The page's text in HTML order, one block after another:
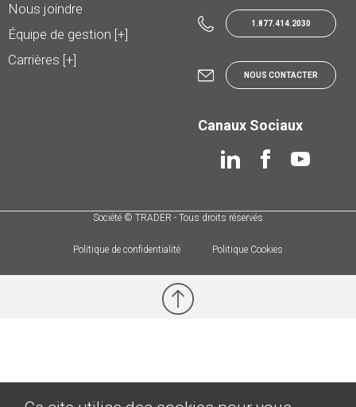
Nous joindre
Équipe de gestion [+]
Carrières [+]
1.877.414.2030
NOUS CONTACTER
Canaux Sociaux
Société © TRADER - Tous droits réservés
Politique de confidentialité Politique Cookies